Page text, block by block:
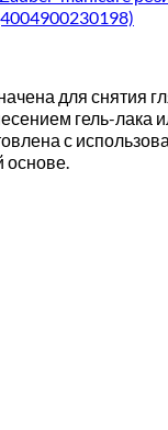
для снятия
гель-лака
с
основе.